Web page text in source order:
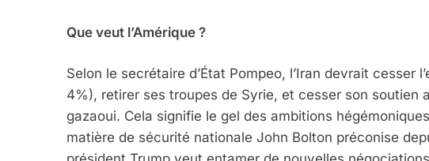
Que veut l’Amérique ?
Selon le secrétaire d’État Pompeo, l’Iran devrait cesser
4%), retirer ses troupes de Syrie, et cesser son soutien
gazaoui. Cela signifie le gel des ambitions
matière de sécurité nationale John Bolton préconise